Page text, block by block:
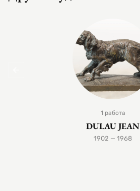
1 работа
DULAU JEAN
1902 — 1968